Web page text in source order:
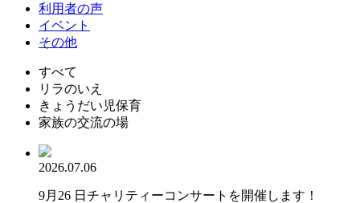
利用者の声
イベント
その他
すべて
リラのいえ
きょうだい児保育
家族の交流の場
2026.07.06
9月26 日チャリティーコンサートを開催します！